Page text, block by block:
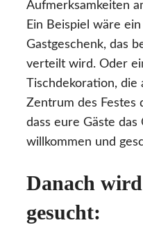
Aufmerksamkeiten
Ein Beispiel wäre
Gastgeschenk, das
verteilt wird. Oder
Tischdekoration, die
Zentrum des Festes
dass eure Gäste das
willkommen und
Danach
gesucht: